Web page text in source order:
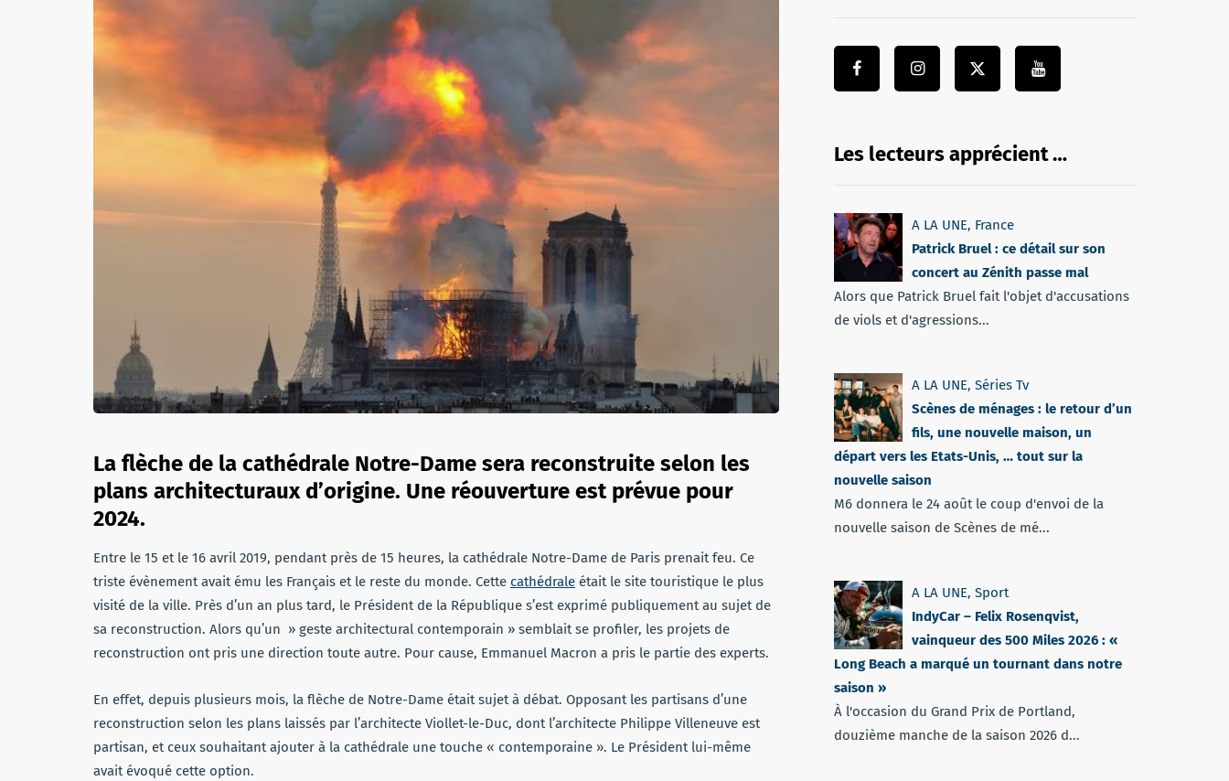
La flèche de la cathédrale Notre-Dame sera reconstruite selon les
plans architecturaux d’origine. Une réouverture est prévue pour
2024.
Entre le 15 et le 16 avril 2019, pendant près de 15 heures, la cathédrale Notre-Dame de Paris prenait feu. Ce
triste évènement avait ému les Français et le reste du monde. Cette cathédrale était le site touristique le plus
visité de la ville. Près d’un an plus tard, le Président de la République s’est exprimé publiquement au sujet de
sa reconstruction. Alors qu’un » geste architectural contemporain » semblait se profiler, les projets de
reconstruction ont pris une direction toute autre. Pour cause, Emmanuel Macron a pris le partie des experts.
En effet, depuis plusieurs mois, la flèche de Notre-Dame était sujet à débat. Opposant les partisans d’une
reconstruction selon les plans laissés par l’architecte Viollet-le-Duc, dont l’architecte Philippe Villeneuve est
partisan, et ceux souhaitant ajouter à la cathédrale une touche « contemporaine ». Le Président lui-même
avait évoqué cette option.
Les lecteurs apprécient …
A LA UNE, France
Patrick Bruel : ce détail sur son
concert au Zénith passe mal
Alors que Patrick Bruel fait l'objet d'accusations
de viols et d'agressions...
A LA UNE, Séries Tv
Scènes de ménages : le retour d’un
fils, une nouvelle maison, un
départ vers les Etats-Unis, … tout sur la
nouvelle saison
M6 donnera le 24 août le coup d'envoi de la
nouvelle saison de Scènes de mé...
A LA UNE, Sport
IndyCar – Felix Rosenqvist,
vainqueur des 500 Miles 2026 : «
Long Beach a marqué un tournant dans notre
saison »
À l'occasion du Grand Prix de Portland,
douzième manche de la saison 2026 d...